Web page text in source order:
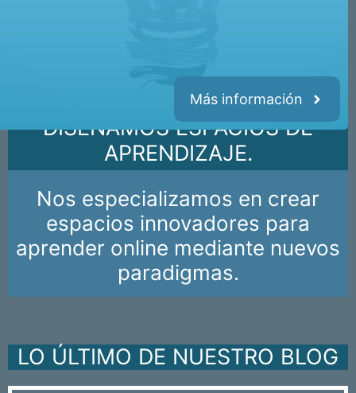
Más información
DISEÑAMOS ESPACIOS DE
APRENDIZAJE.
Nos especializamos en crear
espacios innovadores para
aprender online mediante nuevos
paradigmas.
LO ÚLTIMO DE NUESTRO BLOG